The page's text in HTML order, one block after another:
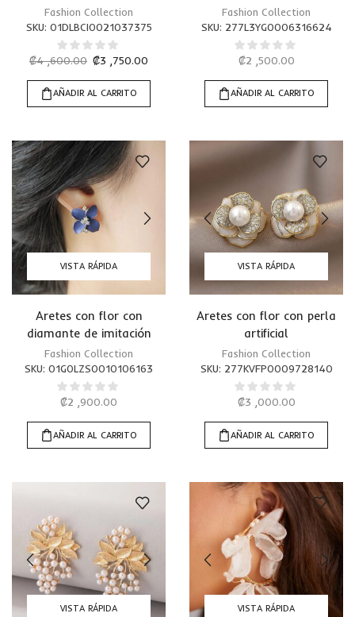
Fashion Collection
SKU: 01DLBCI0021037375
₡4 ,600.00 ₡3 ,750.00
AÑADIR AL CARRITO
Fashion Collection
SKU: 277L3YG0006316624
₡2 ,500.00
AÑADIR AL CARRITO
VISTA RÁPIDA
Aretes con flor con
diamante de imitación
Fashion Collection
SKU: 01G0LZS0010106163
₡2 ,900.00
AÑADIR AL CARRITO
VISTA RÁPIDA
Aretes con flor con perla
artificial
Fashion Collection
SKU: 277KVFP0009728140
₡3 ,000.00
AÑADIR AL CARRITO
VISTA RÁPIDA VISTA RÁPIDA